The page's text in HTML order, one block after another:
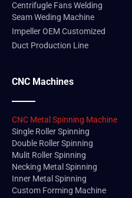
Centrifugle Fans Welding
Seam Weding Machine
Impeller OEM Customized
Duct Production Line
CNC Machines
CNC Metal Spinning Machine
Single Roller Spinning
Double Roller Spinning
Mulit Roller Spinning
Necking Metal Spinning
Inner Metal Spinning
Custom Forming Machine